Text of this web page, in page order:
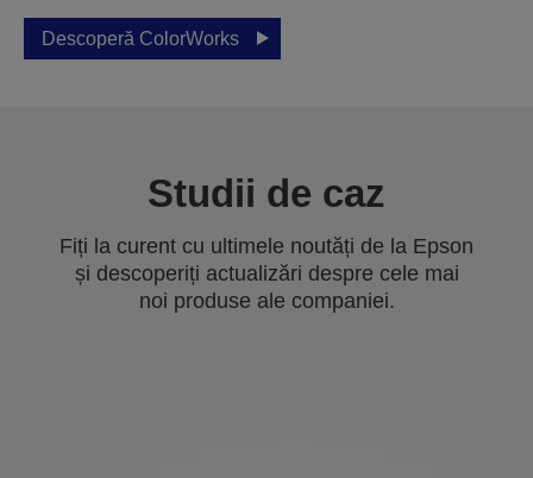
Descoperă ColorWorks
Studii de caz
Fiți la curent cu ultimele noutăți de la Epson
și descoperiți actualizări despre cele mai
noi produse ale companiei.